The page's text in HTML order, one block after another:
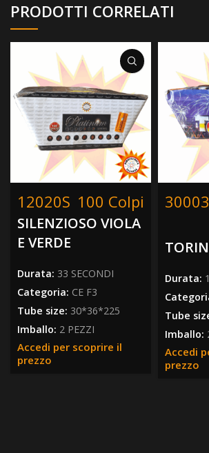
PRODOTTI CORRELATI
12020S 100 Colpi
SILENZIOSO VIOLA
E VERDE
Durata: 33 SECONDI
Categoria: CE F3
Tube size: 30*36*225
Imballo: 2 PEZZI
Accedi per scoprire il
prezzo
30003
Durata:
Tube
Imballo:
Accedi
prezzo